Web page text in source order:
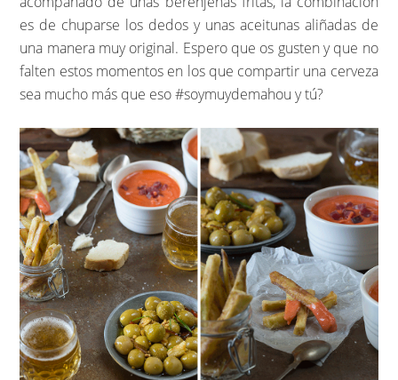
es de chuparse los dedos y unas aceitunas aliñadas de
una manera muy original. Espero que os gusten y que no
falten estos momentos en los que compartir una cerveza
sea mucho más que eso #soymuydemahou y tú?